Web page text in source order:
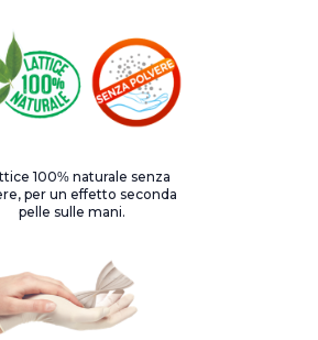
100% naturale senza
per un effetto seconda
pelle sulle mani.